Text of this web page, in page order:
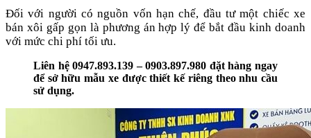
Đối với người có nguồn vốn hạn chế, đầu tư một chiếc xe
bán xôi gấp gọn là phương án hợp lý để bắt đầu kinh doanh
với mức chi phí tối ưu.
Liên hệ 0947.893.139 – 0903.897.980 đặt hàng ngay
để sở hữu mẫu xe được thiết kế riêng theo nhu cầu
sử dụng.